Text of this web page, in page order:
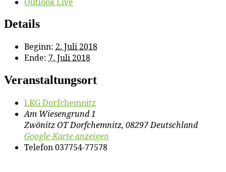
Details
Beginn: 2. Juli 2018
Ende: 7. Juli 2018
Veranstaltungsort
LKG Dorf­chem­nitz
Am Wiesengrund 1
Zwönitz OT Dorfchemnitz, 08297Deutschland
Google-Karte anzeigen
Telefon037754-77578